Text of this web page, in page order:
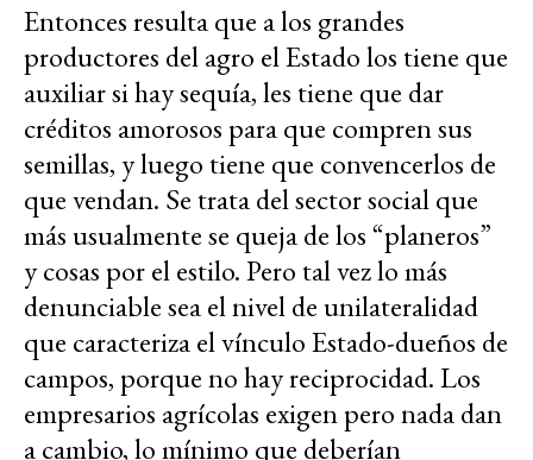
Entonces resulta que a los grandes
productores del agro el Estado los tiene que
auxiliar si hay sequía, les tiene que dar
créditos amorosos para que compren sus
semillas, y luego tiene que convencerlos de
que vendan. Se trata del sector social que
más usualmente se queja de los “planeros”
y cosas por el estilo. Pero tal vez lo más
denunciable sea el nivel de unilateralidad
que caracteriza el vínculo Estado-dueños de
campos, porque no hay reciprocidad. Los
empresarios agrícolas exigen pero nada dan
a cambio, lo mínimo que deberían